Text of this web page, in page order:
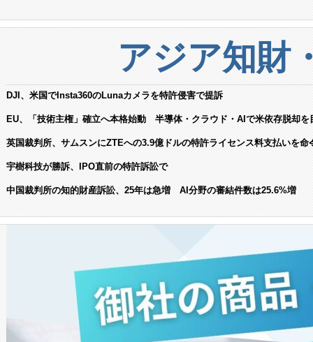
アジア知財
DJI、米国でInsta360のLunaカメラを特許侵害で提訴
EU、「技術主権」確立へ本格始動 半導体・クラウド・AIで米依存脱却を
英国裁判所、サムスンにZTEへの3.9億ドルの特許ライセンス料支払いを命
宇樹科技が勝訴、IPO直前の特許訴訟で
中国裁判所の知的財産訴訟、25年は急増 AI分野の審結件数は25.6%増